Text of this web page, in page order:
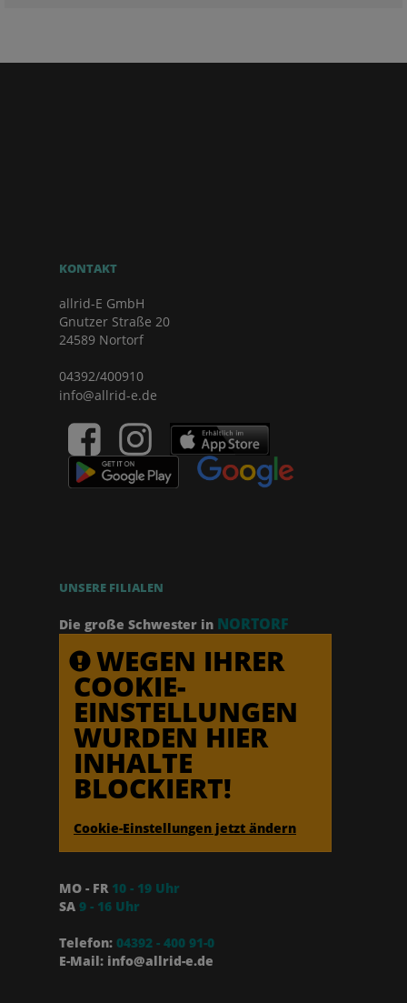
KONTAKT
allrid-E GmbH
Gnutzer Straße 20
24589 Nortorf
04392/400910
info@allrid-e.de
UNSERE FILIALEN
Die große Schwester in NORTORF
WEGEN IHRER
COOKIE-
EINSTELLUNGEN
WURDEN HIER
INHALTE
BLOCKIERT!
Cookie-Einstellungen jetzt ändern
MO - FR 10 - 19 Uhr
SA 9 - 16 Uhr
Telefon: 04392 - 400 91-0
E-Mail: info@allrid-e.de